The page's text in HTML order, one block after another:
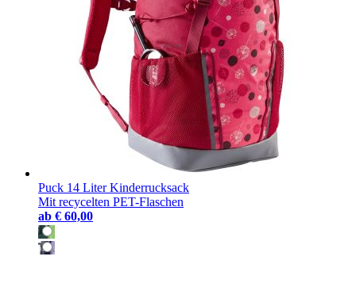
Puck 14 Liter Kinderrucksack
Mit recycelten PET-Flaschen
ab € 60,00